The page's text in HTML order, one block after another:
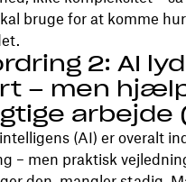
bruge for at komme
2: AI
– men
arbejde
(AI) er overalt
– men praktisk